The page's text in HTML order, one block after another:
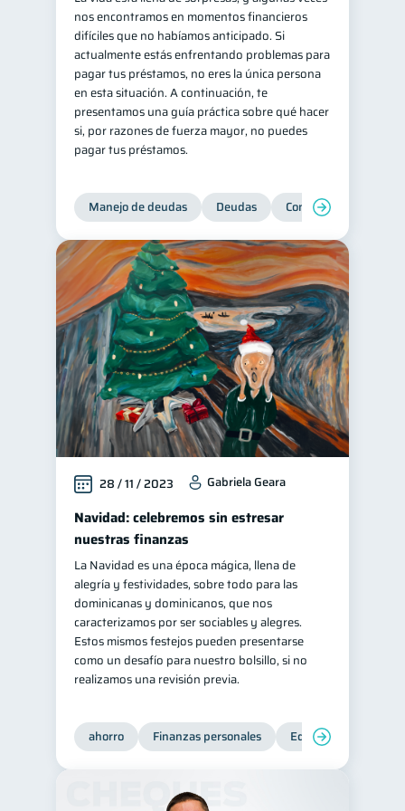
Retiro Doble sueldo
Gasto responsable 1
información financiera
nos encontramos en momentos financieros
difíciles que no habíamos anticipado. Si
actualmente estás enfrentando problemas para
pagar tus préstamos, no eres la única persona
en esta situación. A continuación, te
presentamos una guía práctica sobre qué hacer
si, por razones de fuerza mayor, no puedes
pagar tus préstamos.
Manejo de deudas Deudas Control de deudas
28 / 11 / 2023 Gabriela Geara
Navidad: celebremos sin estresar
nuestras finanzas
La Navidad es una época mágica, llena de
alegría y festividades, sobre todo para las
dominicanas y dominicanos, que nos
caracterizamos por ser sociables y alegres.
Estos mismos festejos pueden presentarse
como un desafío para nuestro bolsillo, si no
realizamos una revisión previa.
ahorro Finanzas personales Educación financiera